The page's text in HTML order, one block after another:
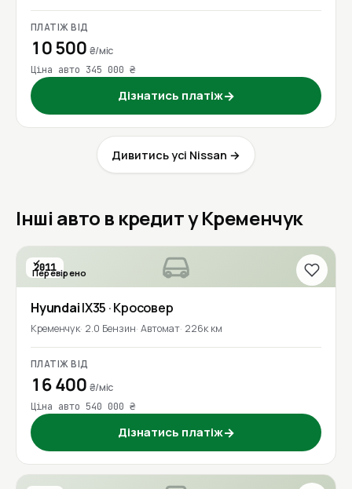
ПЛАТІЖ ВІД
10 500 ₴/міс
Ціна авто 345 000 ₴
Дізнатись платіж→
Дивитись усі Nissan →
Інші авто в кредит у Кременчук
2011
Перевірено
HyundaiIX35 · Кросовер
Кременчук 2.0 Бензин Автомат 226к км
ПЛАТІЖ ВІД
16 400 ₴/міс
Ціна авто 540 000 ₴
Дізнатись платіж→